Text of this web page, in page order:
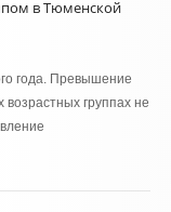
в Тюменской
года. Превышение
возрастных группах не